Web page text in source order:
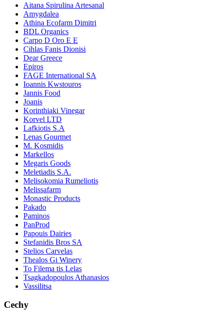
Aitana Spirulina Artesanal
Amygdalea
Athina Ecofarm Dimitri
BDL Organics
Carpo D Oro E E
Cihlas Fanis Dionisi
Dear Greece
Epiros
FAGE International SA
Ioannis Kwstouros
Jannis Food
Joanis
Korinthiaki Vinegar
Korvel LTD
Lafkiotis S.A
Lenas Gourmet
M. Kosmidis
Markellos
Megaris Goods
Meletiadis S.A.
Melisokomia Rumeliotis
Melissafarm
Monastic Products
Pakado
Paminos
PanProd
Papouis Dairies
Stefanidis Bros SA
Stelios Carvelas
Thealos Gi Winery
To Filema tis Lelas
Tsagkadopoulos Athanasios
Vassilitsa
Cechy